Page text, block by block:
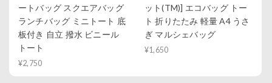
ートバッグ スクエアバッグ
ランチバッグ ミニトート 底
板付き 自立 撥水 ビニール
トート
¥2,750
ット(TM)] エコバッグ トー
ト 折りたたみ 軽量 A4 うさ
ぎ マルシェバッグ
¥1,650